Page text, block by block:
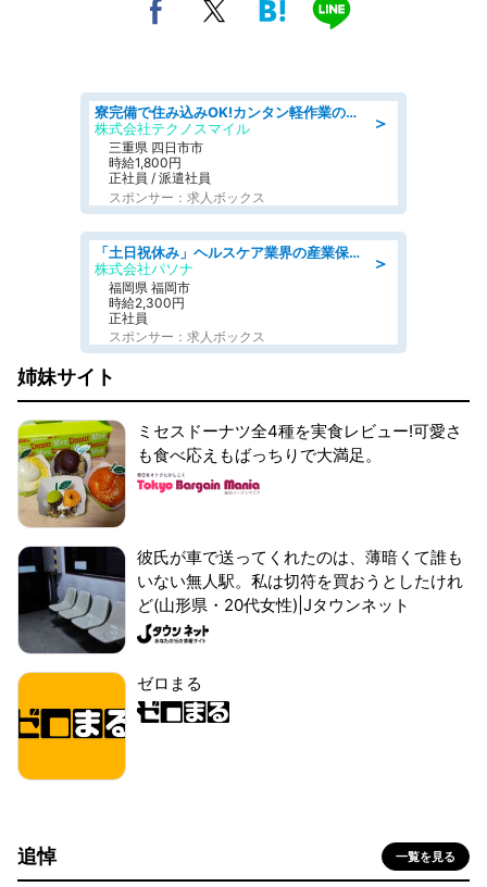
＞
寮完備で住み込みOK!カンタン軽作業のお仕事 denso aichi
株式会社テクノスマイル
三重県 四日市市
時給1,800円
正社員 / 派遣社員
スポンサー：求人ボックス
＞
「土日祝休み」ヘルスケア業界の産業保健師/高時給/未経験OK/要資格:保健師、正看護師
株式会社パソナ
福岡県 福岡市
時給2,300円
正社員
スポンサー：求人ボックス
姉妹サイト
ミセスドーナツ全4種を実食レビュー!可愛さ
も食べ応えもばっちりで大満足。
彼氏が車で送ってくれたのは、薄暗くて誰も
いない無人駅。私は切符を買おうとしたけれ
ど(山形県・20代女性)|Jタウンネット
ゼロまる
追悼 一覧を見る